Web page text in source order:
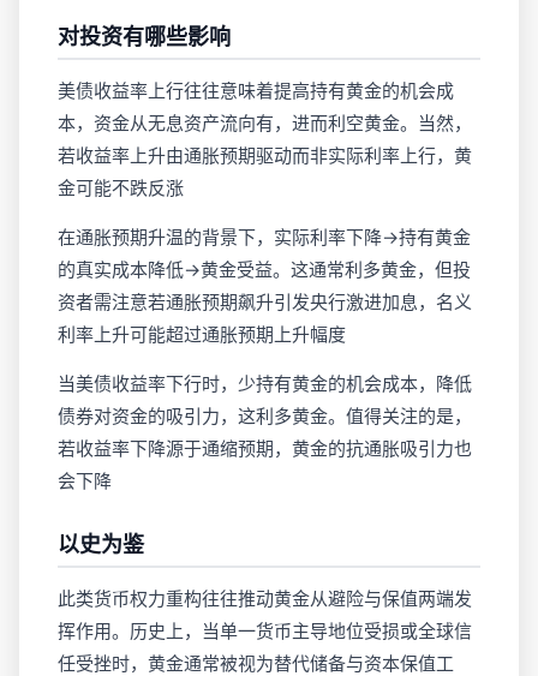
对投资有哪些影响
美债收益率上行往往意味着提高持有黄金的机会成
本，资金从无息资产流向有，进而利空黄金。当然，
若收益率上升由通胀预期驱动而非实际利率上行，黄
金可能不跌反涨
在通胀预期升温的背景下，实际利率下降→持有黄金
的真实成本降低→黄金受益。这通常利多黄金，但投
资者需注意若通胀预期飙升引发央行激进加息，名义
利率上升可能超过通胀预期上升幅度
当美债收益率下行时，少持有黄金的机会成本，降低
债券对资金的吸引力，这利多黄金。值得关注的是，
若收益率下降源于通缩预期，黄金的抗通胀吸引力也
会下降
以史为鉴
此类货币权力重构往往推动黄金从避险与保值两端发
挥作用。历史上，当单一货币主导地位受损或全球信
任受挫时，黄金通常被视为替代储备与资本保值工